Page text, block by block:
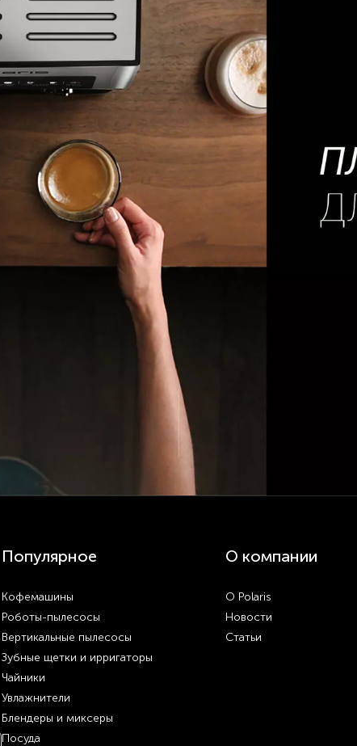
Популярное
Кофемашины
Роботы-пылесосы
Вертикальные пылесосы
Зубные щетки и ирригаторы
Чайники
Увлажнители
Блендеры и миксеры
Посуда
О компании
О Polaris
Новости
Статьи